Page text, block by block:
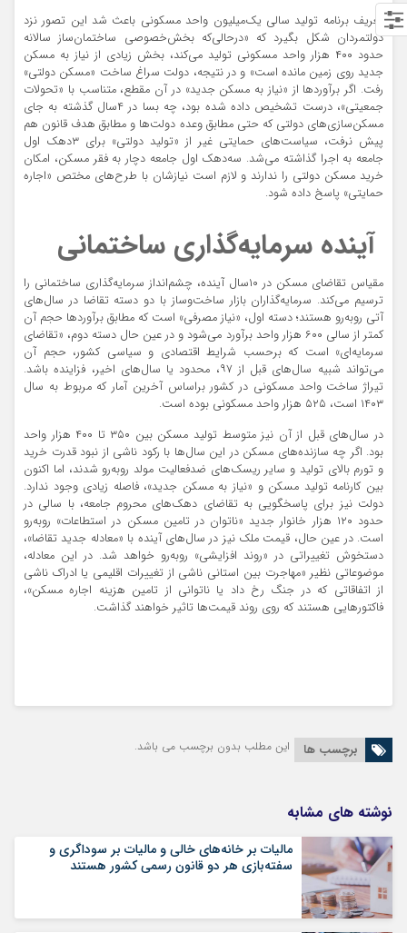
تعریف برنامه تولید سالی یک‌میلیون واحد مسکونی باعث شد این تصور نزد
دولتمردان شکل بگیرد که «درحالی‌که بخش‌خصوصی ساختمان‌ساز سالانه
حدود ۴۰۰ هزار واحد مسکونی تولید می‌‌کند، بخش زیادی از نیاز به مسکن
جدید روی زمین مانده است» و در نتیجه، دولت سراغ ساخت «مسکن دولتی»
رفت. اگر برآوردها از «نیاز به مسکن جدید» در آن مقطع، متناسب با «تحولات
جمعیتی»، درست تشخیص داده شده بود، چه بسا در ۴سال گذشته به جای
مسکن‌سازی‌های دولتی که حتی مطابق وعده دولت‌ها و مطابق هدف قانون هم
پیش نرفت، سیاست‌های حمایتی غیر از «تولید دولتی» برای ۳دهک اول
جامعه به اجرا گذاشته می‌شد. سه‌دهک اول جامعه دچار به فقر مسکن، امکان
خرید مسکن دولتی را ندارند و لازم است نیازشان با طرح‌های مختص «اجاره
حمایتی» پاسخ داده شود.
آینده سرمایه‌گذاری ساختمانی
مقیاس تقاضای مسکن در ۱۰سال آینده، چشم‌انداز سرمایه‌گذاری ساختمانی را
ترسیم می‌کند. سرمایه‌گذاران بازار ساخت‌وساز با دو دسته تقاضا در سال‌های
آتی روبه‌رو هستند؛ دسته اول، «نیاز مصرفی» است که مطابق برآوردها حجم آن
کمتر از سالی ۶۰۰ هزار واحد برآورد می‌شود و در عین حال دسته دوم، «تقاضای
سرمایه‌ای» است که برحسب شرایط اقتصادی و سیاسی کشور، حجم آن
می‌تواند شبیه سال‌های قبل از ۹۷، محدود یا سال‌های اخیر، فزاینده باشد.
تیراژ ساخت واحد مسکونی در کشور براساس آخرین آمار که مربوط به سال
۱۴۰۳ است، ۵۲۵ هزار واحد مسکونی بوده است.
در سال‌های قبل از آن نیز متوسط تولید مسکن بین ۳۵۰ تا ۴۰۰ هزار واحد
بود. اگر چه سازنده‌های مسکن در این سال‌ها با رکود ناشی از نبود قدرت خرید
و تورم بالای تولید و سایر ریسک‌های ضدفعالیت مولد روبه‌رو شدند، اما اکنون
بین کارنامه تولید مسکن و «نیاز به مسکن جدید»، فاصله زیادی وجود ندارد.
دولت نیز برای پاسخگویی به تقاضای دهک‌های محروم جامعه، با سالی در
حدود ۱۲۰ هزار خانوار جدید «ناتوان در تامین مسکن در استطاعات» روبه‌رو
است. در عین حال، قیمت ملک نیز در سال‌های آینده با «معادله جدید تقاضا»،
دستخوش تغییراتی در «روند افزایشی» روبه‌رو خواهد شد. در این معادله،
موضوعاتی نظیر «مهاجرت بین استانی ناشی از تغییرات اقلیمی یا ادراک ناشی
از اتفاقاتی که در جنگ رخ داد یا ناتوانی از تامین هزینه اجاره مسکن»،
فاکتورهایی هستند که روی روند قیمت‌ها تاثیر خواهند گذاشت.
برچسب ها این مطلب بدون برچسب می باشد.
نوشته های مشابه
مالیات بر خانه‌های خالی و مالیات بر سوداگری و
سفته‌بازی هر دو قانون رسمی کشور هستند